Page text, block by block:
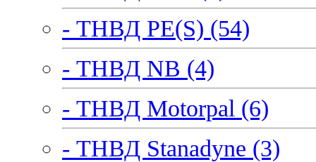
- ТНВД PE(S) (54)
- ТНВД NB (4)
- ТНВД Motorpal (6)
- ТНВД Stanadyne (3)